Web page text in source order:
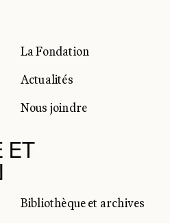
La Fondation
Actualités
Nous joindre
ET
Bibliothèque et archives